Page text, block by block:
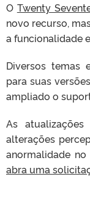
O Twenty
novo recurso,
a funcionalidade
Diversos temas
para suas
ampliado o
As
alterações
anormalidade
abra uma